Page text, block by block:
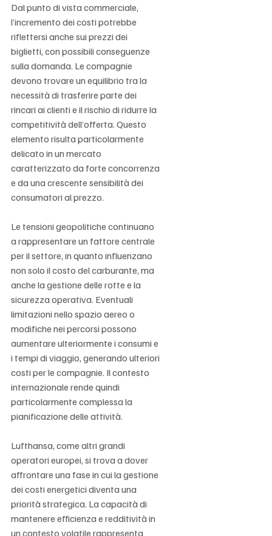
Dal punto di vista commerciale,
l’incremento dei costi potrebbe
riflettersi anche sui prezzi dei
biglietti, con possibili conseguenze
sulla domanda. Le compagnie
devono trovare un equilibrio tra la
necessità di trasferire parte dei
rincari ai clienti e il rischio di ridurre la
competitività dell’offerta. Questo
elemento risulta particolarmente
delicato in un mercato
caratterizzato da forte concorrenza
e da una crescente sensibilità dei
consumatori al prezzo.
Le tensioni geopolitiche continuano
a rappresentare un fattore centrale
per il settore, in quanto influenzano
non solo il costo del carburante, ma
anche la gestione delle rotte e la
sicurezza operativa. Eventuali
limitazioni nello spazio aereo o
modifiche nei percorsi possono
aumentare ulteriormente i consumi e
i tempi di viaggio, generando ulteriori
costi per le compagnie. Il contesto
internazionale rende quindi
particolarmente complessa la
pianificazione delle attività.
Lufthansa, come altri grandi
operatori europei, si trova a dover
affrontare una fase in cui la gestione
dei costi energetici diventa una
priorità strategica. La capacità di
mantenere efficienza e redditività in
un contesto volatile rappresenta